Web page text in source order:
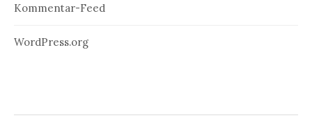
Kommentar-Feed
WordPress.org